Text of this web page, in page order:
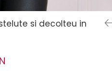
si decolteu in